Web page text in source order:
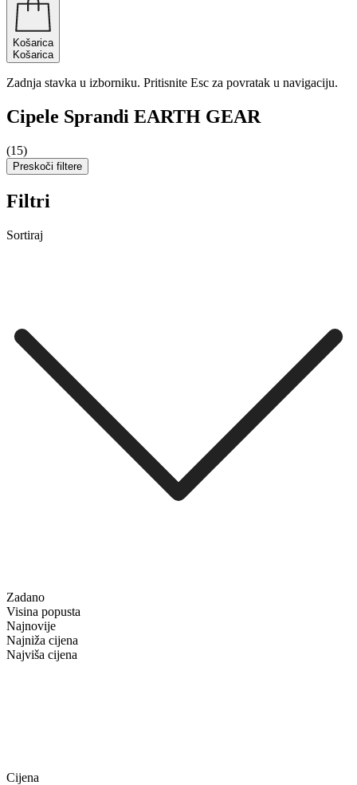
Košarica
Košarica
Zadnja stavka u izborniku. Pritisnite Esc za povratak u navigaciju.
Cipele Sprandi EARTH GEAR
(15)
Preskoči filtere
Filtri
Sortiraj
Zadano
Visina popusta
Najnovije
Najniža cijena
Najviša cijena
Cijena